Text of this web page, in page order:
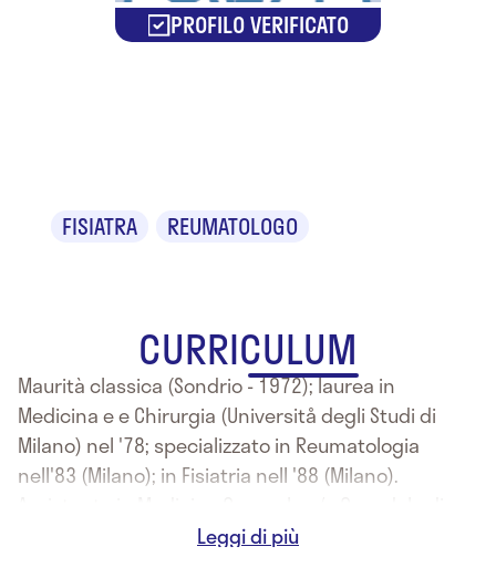
PROFILO VERIFICATO
FISIATRA REUMATOLOGO
CURRICULUM
Maurità classica (Sondrio - 1972); laurea in
Medicina e e Chirurgia (Universitå degli Studi di
Milano) nel '78; specializzato in Reumatologia
nell'83 (Milano); in Fisiatria nell '88 (Milano).
Gravedona dal 1980, Aiuto Medico sempre nella